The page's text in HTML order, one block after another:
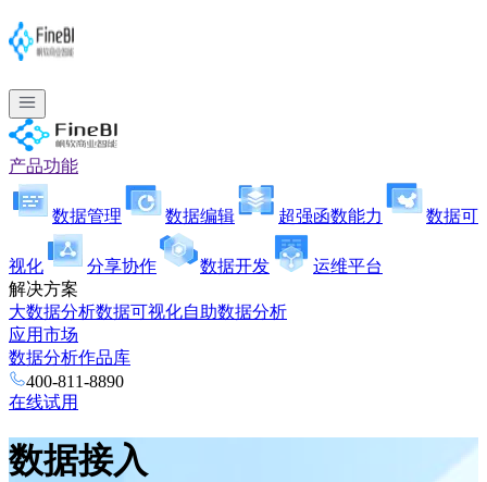
产品功能
数据管理 数据编辑 超强函数能力 数据可
视化 分享协作 数据开发
运维平台
解决方案
大数据分析数据可视化自助数据分析
应用市场
数据分析作品库
400-811-8890
在线试用
数据接入